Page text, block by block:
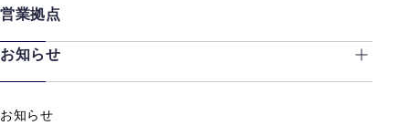
営業拠点
お知らせ
お知らせ